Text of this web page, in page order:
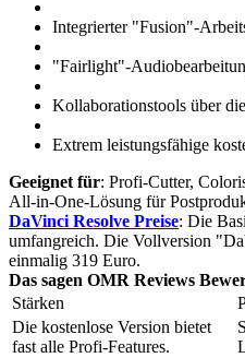
Integrierter "Fusion"-
"Fairlight"-
Kollaborationstools über
Extrem leistungsfähige
Geeignet für: Profi-Cutter,
All-in-One-Lösung für
DaVinci Resolve Preise: Die
umfangreich. Die Vollversion
einmalig 319 Euro.
Das sagen OMR Reviews
Stärken
Die kostenlose Version bietet
fast alle Profi-Features.